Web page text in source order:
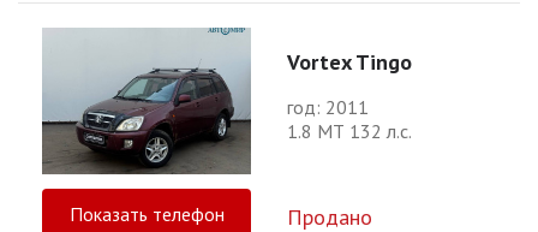
Vortex Tingo
год: 2011
1.8 МТ 132 л.с.
Показать телефон Продано